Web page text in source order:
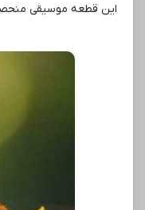
این قطعه موسیقی